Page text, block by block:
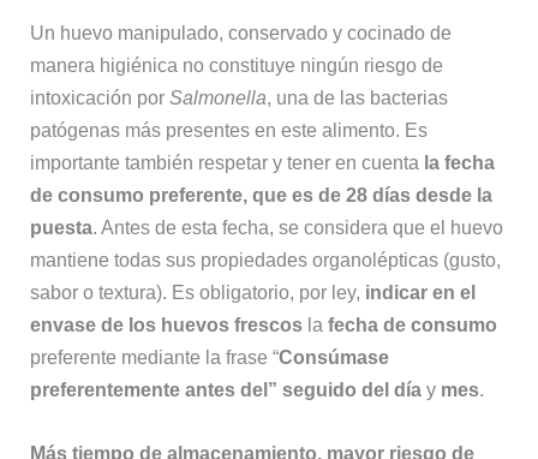
Un huevo manipulado, conservado y cocinado de
manera higiénica no constituye ningún riesgo de
intoxicación porSalmonella, una de las bacterias
patógenas más presentes en este alimento. Es
importante también respetar y tener en cuenta la fecha
de consumo preferente, que es de 28 días desde la
puesta. Antes de esta fecha, se considera que el huevo
mantiene todas sus propiedades organolépticas (gusto,
sabor o textura). Es obligatorio, por ley, indicar en el
envase de los huevos frescos lafecha de consumo
preferente mediante la frase “Consúmase
preferentemente antes del” seguido del día y mes.
Más tiempo de almacenamiento, mayor riesgo de